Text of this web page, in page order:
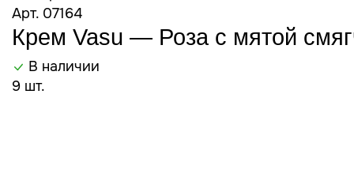
Арт. 07164
Крем Vasu — Роза с мятой
В наличии
9 шт.